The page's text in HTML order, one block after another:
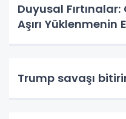
Duyusal
Aşırı
Trump savaşı